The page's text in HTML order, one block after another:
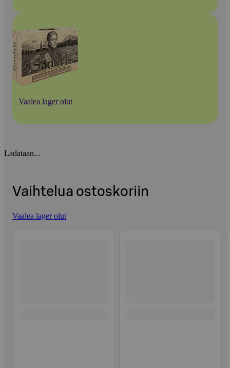
Vaalea lager olut
Ladataan...
Vaihtelua ostoskoriin
Vaalea lager olut